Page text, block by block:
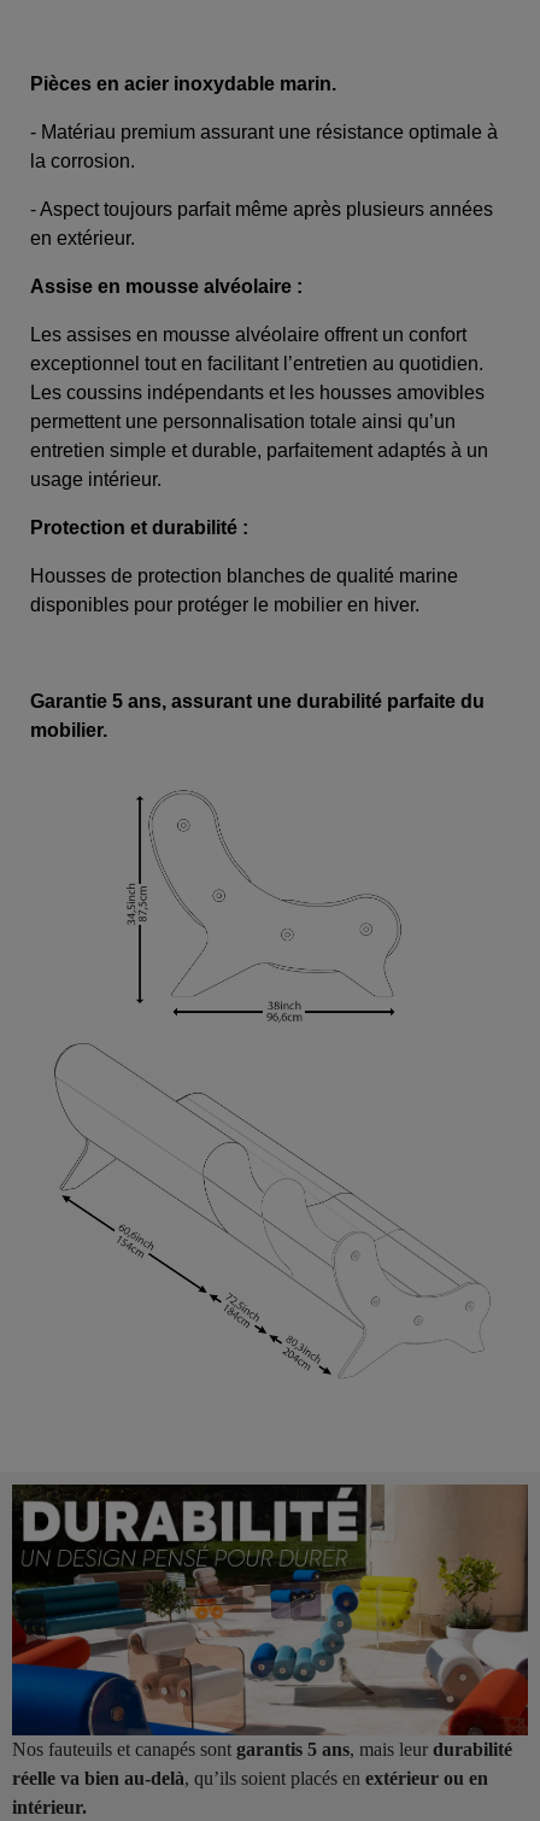
Pièces en acier inoxydable marin.
- Matériau premium assurant une résistance optimale à
la corrosion.
- Aspect toujours parfait même après plusieurs années
en extérieur.
Assise en mousse alvéolaire :
Les assises en mousse alvéolaire offrent un confort
exceptionnel tout en facilitant l’entretien au quotidien.
Les coussins indépendants et les housses amovibles
permettent une personnalisation totale ainsi qu’un
entretien simple et durable, parfaitement adaptés à un
usage intérieur.
Protection et durabilité :
Housses de protection blanches de qualité marine
disponibles pour protéger le mobilier en hiver.
Garantie 5 ans, assurant une durabilité parfaite du
mobilier.
Nos fauteuils et canapés sont garantis 5 ans, mais leur durabilité
réelle va bien au-delà, qu’ils soient placés en extérieur ou en
intérieur.